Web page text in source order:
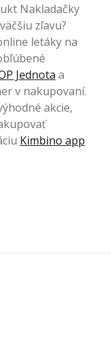
Nakladačky
zľavu?
letáky na
Jednota a
v nakupovaní.
akcie,
Kimbino app